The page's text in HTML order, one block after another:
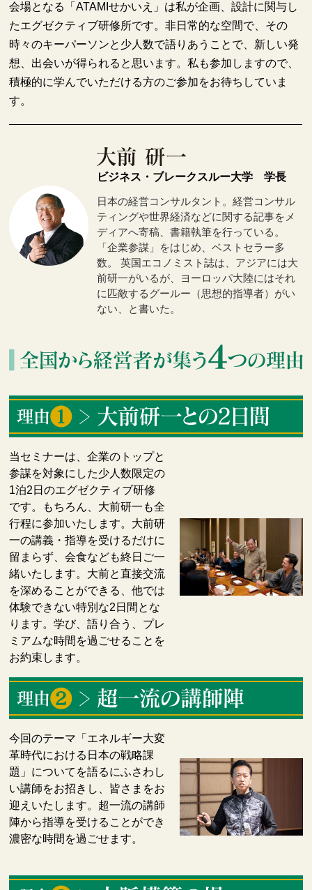
会場となる「ATAMIせかいえ」は私が企画、設計に関与し
たエグゼクティブ研修所です。非日常的な空間で、その
時々のキーパーソンと少人数で語りあうことで、新しい発
想、出会いが得られると思います。私も参加しますので、
積極的に学んでいただける方のご参加をお待ちしていま
す。
ビジネス・ブレークスルー大学 学長
日本の経営コンサルタント。経営コンサル
ティングや世界経済などに関する記事をメ
ディアへ寄稿、書籍執筆を行っている。
「企業参謀」をはじめ、ベストセラー多
数。 英国エコノミスト誌は、アジアには大
前研一がいるが、ヨーロッパ大陸にはそれ
に匹敵するグールー（思想的指導者）がい
ない、と書いた。
当セミナーは、企業のトップと
参謀を対象にした少人数限定の
1泊2日のエグゼクティブ研修
です。もちろん、大前研一も全
行程に参加いたします。大前研
一の講義・指導を受けるだけに
留まらず、会食なども終日ご一
緒いたします。大前と直接交流
を深めることができる、他では
体験できない特別な2日間とな
ります。学び、語り合う、プレ
ミアムな時間を過ごせることを
お約束します。
今回のテーマ「エネルギー大変
革時代における日本の戦略課
題」についてを語るにふさわし
い講師をお招きし、皆さまをお
迎えいたします。超一流の講師
陣から指導を受けることができ
濃密な時間を過ごせます。